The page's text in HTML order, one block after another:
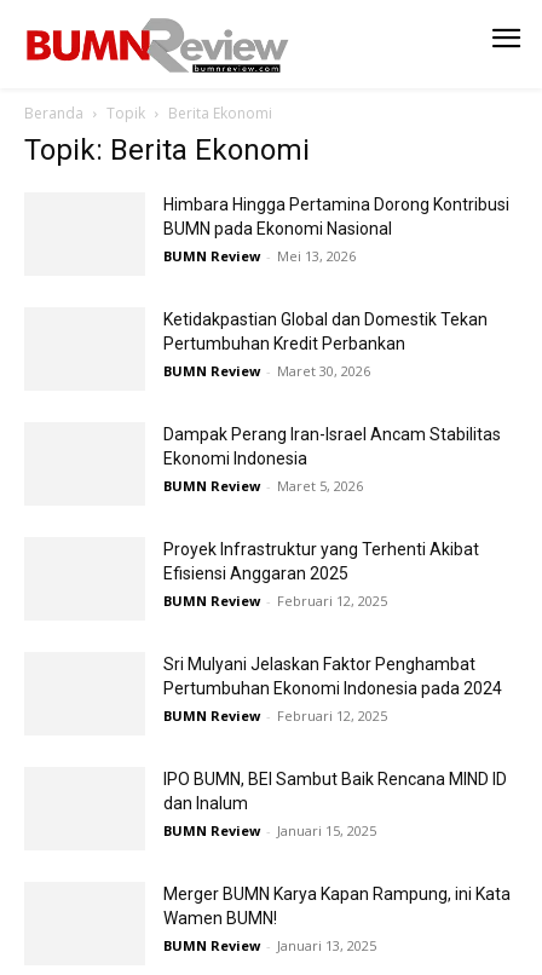
Beranda Topik Berita Ekonomi
Topik: Berita Ekonomi
Himbara Hingga Pertamina Dorong Kontribusi
BUMN pada Ekonomi Nasional
BUMN Review - Mei 13, 2026
Ketidakpastian Global dan Domestik Tekan
Pertumbuhan Kredit Perbankan
BUMN Review - Maret 30, 2026
Dampak Perang Iran-Israel Ancam Stabilitas
Ekonomi Indonesia
BUMN Review - Maret 5, 2026
Proyek Infrastruktur yang Terhenti Akibat
Efisiensi Anggaran 2025
BUMN Review - Februari 12, 2025
Sri Mulyani Jelaskan Faktor Penghambat
Pertumbuhan Ekonomi Indonesia pada 2024
BUMN Review - Februari 12, 2025
IPO BUMN, BEI Sambut Baik Rencana MIND ID
dan Inalum
BUMN Review - Januari 15, 2025
Merger BUMN Karya Kapan Rampung, ini Kata
Wamen BUMN!
BUMN Review - Januari 13, 2025